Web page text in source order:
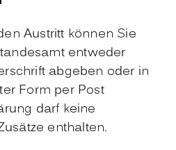
Austritt können Sie
entweder
abgeben oder in
Form per Post
darf keine
enthalten.